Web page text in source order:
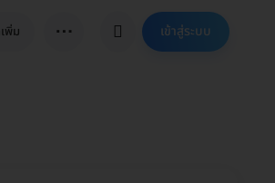
พิ่ม ⋯ เข้าสู่ระบบ